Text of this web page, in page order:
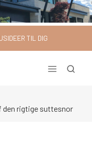
TIL DIG
den rigtige suttesnor